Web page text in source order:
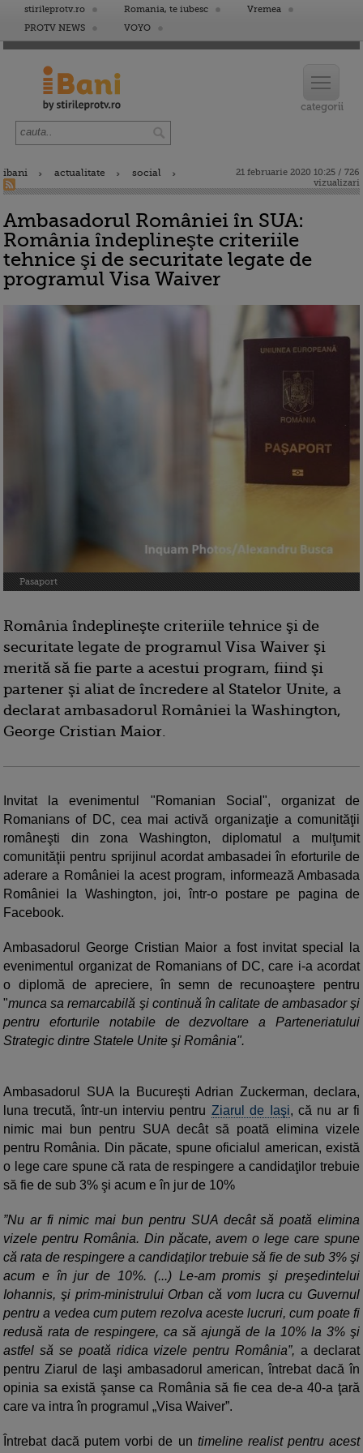
stirileprotv.ro Romania, te iubesc
Vremea
PROTV NEWS
VOYO
ibani actualitate social
21 februarie 2020 10:25 / 726
vizualizari
Ambasadorul României în SUA:
România îndeplineşte criteriile
tehnice şi de securitate legate de
programul Visa Waiver
Pasaport
România îndeplineşte criteriile tehnice şi de
securitate legate de programul Visa Waiver şi
merită să fie parte a acestui program, fiind şi
partener şi aliat de încredere al Statelor Unite, a
declarat ambasadorul României la Washington,
George Cristian Maior.
Invitat la evenimentul "Romanian Social", organizat de
Romanians of DC, cea mai activă organizaţie a comunităţii
româneşti din zona Washington, diplomatul a mulţumit
comunităţii pentru sprijinul acordat ambasadei în eforturile de
aderare a României la acest program, informează Ambasada
României la Washington, joi, într-o postare pe pagina de
Facebook.
Ambasadorul George Cristian Maior a fost invitat special la
evenimentul organizat de Romanians of DC, care i-a acordat
o diplomă de apreciere, în semn de recunoaştere pentru
"munca sa remarcabilă şi continuă în calitate de ambasador şi
pentru eforturile notabile de dezvoltare a Parteneriatului
Strategic dintre Statele Unite şi România".
Ambasadorul SUA la Bucureşti Adrian Zuckerman, declara,
luna trecută, într-un interviu pentru Ziarul de Iaşi, că nu ar fi
nimic mai bun pentru SUA decât să poată elimina vizele
pentru România. Din păcate, spune oficialul american, există
o lege care spune că rata de respingere a candidaţilor trebuie
să fie de sub 3% şi acum e în jur de 10%
”Nu ar fi nimic mai bun pentru SUA decât să poată elimina
vizele pentru România. Din păcate, avem o lege care spune
că rata de respingere a candidaţilor trebuie să fie de sub 3% şi
acum e în jur de 10%. (...) Le-am promis şi preşedintelui
Iohannis, şi prim-ministrului Orban că vom lucra cu Guvernul
pentru a vedea cum putem rezolva aceste lucruri, cum poate fi
redusă rata de respingere, ca să ajungă de la 10% la 3% şi
astfel să se poată ridica vizele pentru România”, a declarat
pentru Ziarul de Iaşi ambasadorul american, întrebat dacă în
opinia sa există şanse ca România să fie cea de-a 40-a ţară
care va intra în programul „Visa Waiver”.
Întrebat dacă putem vorbi de un timeline realist pentru acest